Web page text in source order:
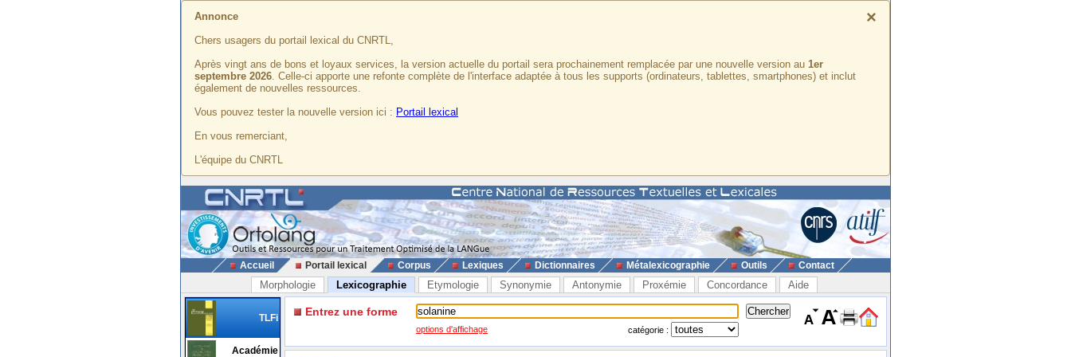
×
Annonce
Chers usagers du portail lexical du CNRTL,
Après vingt ans de bons et loyaux services, la version actuelle du portail sera prochainement remplacée par une nouvelle version au 1er
septembre 2026. Celle-ci apporte une refonte complète de l'interface adaptée à tous les supports (ordinateurs, tablettes, smartphones) et inclut
également de nouvelles ressources.
Vous pouvez tester la nouvelle version ici : Portail lexical
En vous remerciant,
L'équipe du CNRTL
Accueil Portail lexical Corpus Lexiques Dictionnaires Métalexicographie Outils Contact
Morphologie Lexicographie Etymologie Synonymie Antonymie Proxémie Concordance Aide
TLFi
Académie
Entrez une forme
options d'affichage catégorie :